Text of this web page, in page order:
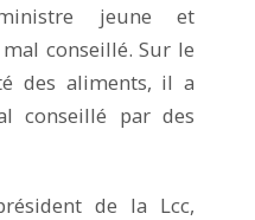
jeune et
conseillé. Sur le
des aliments, il a
conseillé par des
de la Lcc,